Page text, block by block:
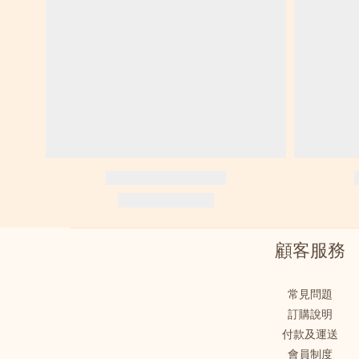
顧客服務
常見問題
訂購說明
付款及運送
會員制度